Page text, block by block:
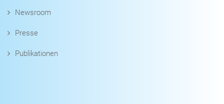
Newsroom
Presse
Publikationen